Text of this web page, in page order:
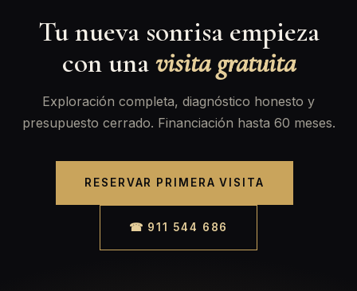
Tu nueva sonrisa empieza
con unavisita gratuita
Exploración completa, diagnóstico honesto y
presupuesto cerrado. Financiación hasta 60 meses.
RESERVAR PRIMERA VISITA
☎ 911 544 686